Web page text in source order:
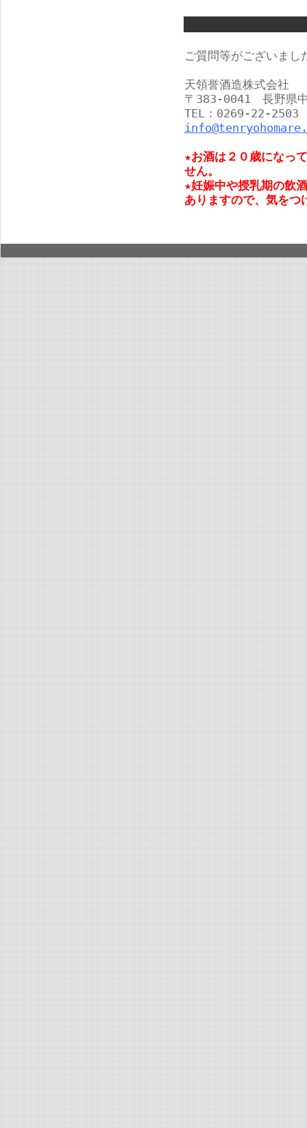
ご質問等がございまし
天領誉酒造株式会社
〒383-0041 長野県
TEL：0269-22-
★お酒は２０歳になっ
せん。
★妊娠中や授乳期の飲
ありますので、気をつ